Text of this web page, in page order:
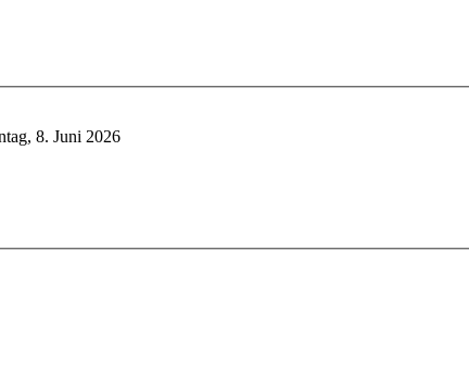
8. Juni 2026